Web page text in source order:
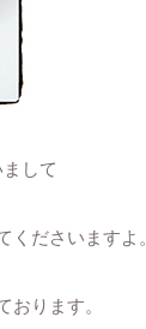
して
ださいますよ。
ります。